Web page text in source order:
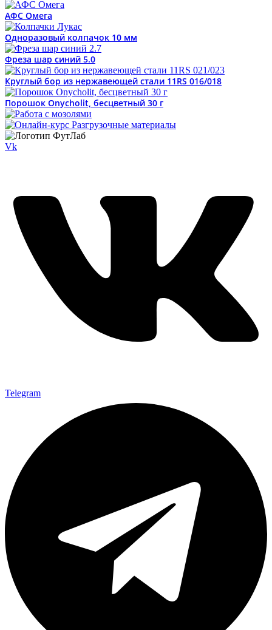
АФС Омега
Одноразовый колпачок 10 мм
Фреза шар синий 5.0
Круглый бор из нержавеющей стали 11RS 016/018
Порошок Onycholit, бесцветный 30 г
Vk
Telegram